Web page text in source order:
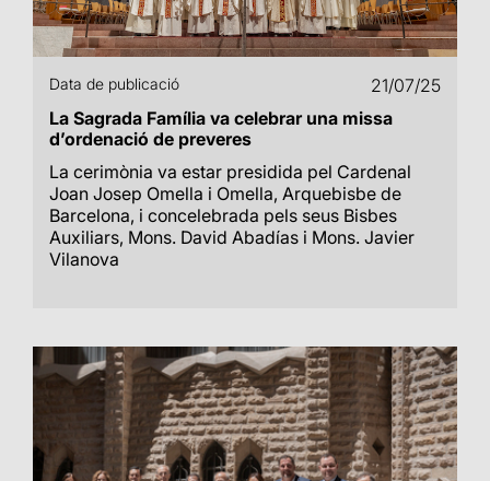
Data de publicació
21/07/25
La Sagrada Família va celebrar una missa
d’ordenació de preveres
La cerimònia va estar presidida pel Cardenal
Joan Josep Omella i Omella, Arquebisbe de
Barcelona, i concelebrada pels seus Bisbes
Auxiliars, Mons. David Abadías i Mons. Javier
Vilanova